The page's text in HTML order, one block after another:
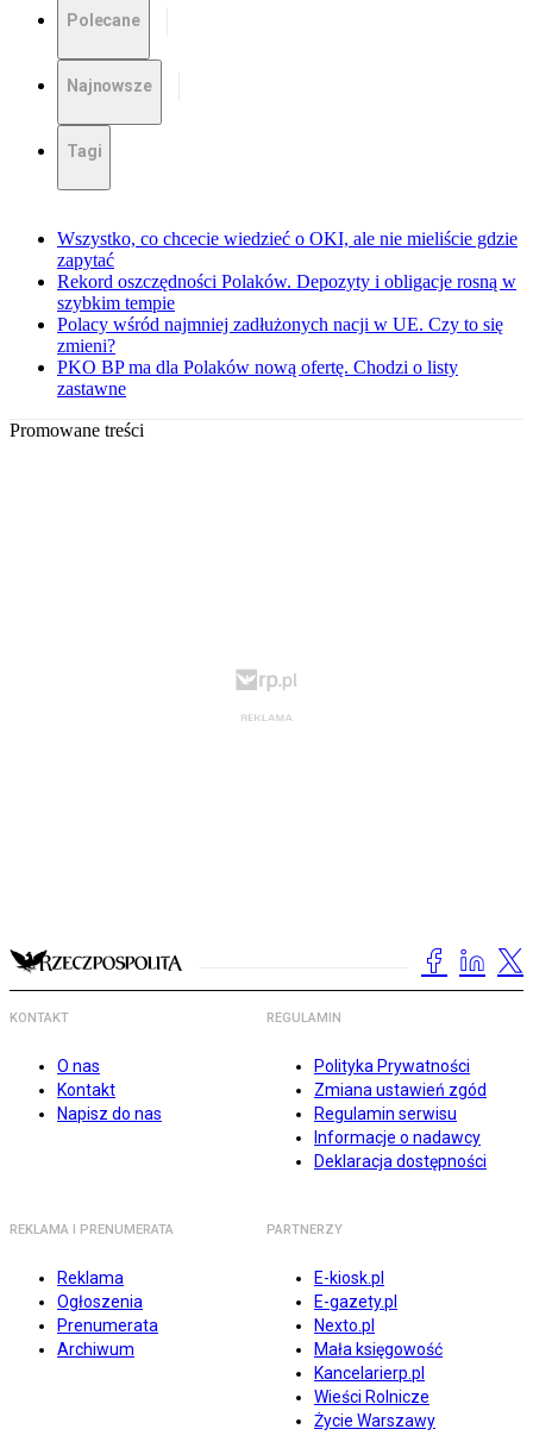
Polecane
Najnowsze
Tagi
Wszystko, co chcecie wiedzieć o OKI, ale nie mieliście gdzie
zapytać
Rekord oszczędności Polaków. Depozyty i obligacje rosną w
szybkim tempie
Polacy wśród najmniej zadłużonych nacji w UE. Czy to się
zmieni?
PKO BP ma dla Polaków nową ofertę. Chodzi o listy
zastawne
Promowane treści
KONTAKT
O nas
Kontakt
Napisz do nas
REGULAMIN
Polityka Prywatności
Zmiana ustawień zgód
Regulamin serwisu
Informacje o nadawcy
Deklaracja dostępności
REKLAMA I PRENUMERATA
Reklama
Ogłoszenia
Prenumerata
Archiwum
PARTNERZY
E-kiosk.pl
E-gazety.pl
Nexto.pl
Mała księgowość
Kancelarierp.pl
Wieści Rolnicze
Życie Warszawy